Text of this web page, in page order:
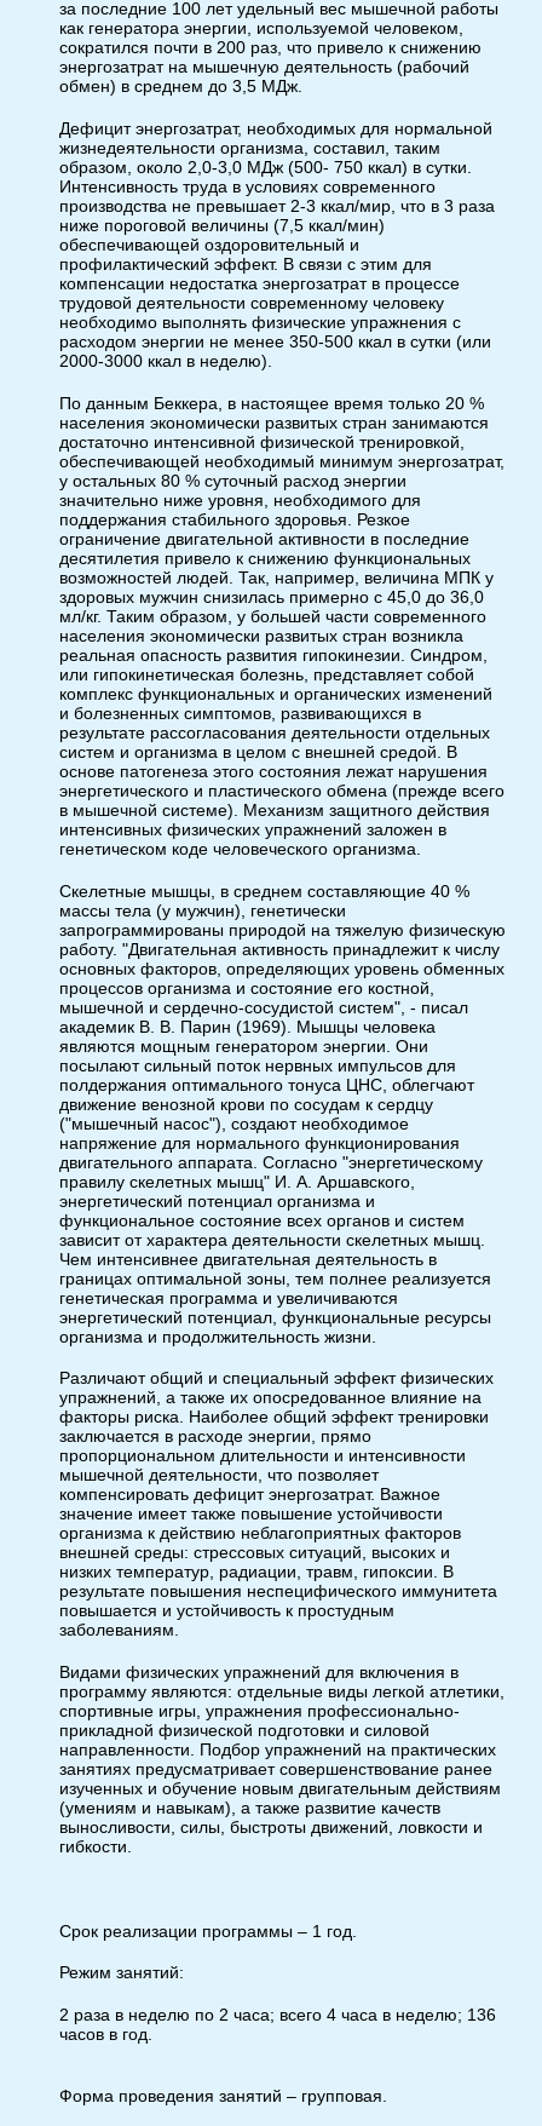
за последние 100 лет удельный вес мышечной работы
как генератора энергии, используемой человеком,
сократился почти в 200 раз, что привело к снижению
энергозатрат на мышечную деятельность (рабочий
обмен) в среднем до 3,5 МДж.
Дефицит энергозатрат, необходимых для нормальной
жизнедеятельности организма, составил, таким
образом, около 2,0-3,0 МДж (500- 750 ккал) в сутки.
Интенсивность труда в условиях современного
производства не превышает 2-3 ккал/мир, что в 3 раза
ниже пороговой величины (7,5 ккал/мин)
обеспечивающей оздоровительный и
профилактический эффект. В связи с этим для
компенсации недостатка энергозатрат в процессе
трудовой деятельности современному человеку
необходимо выполнять физические упражнения с
расходом энергии не менее 350-500 ккал в сутки (или
2000-3000 ккал в неделю).
По данным Беккера, в настоящее время только 20 %
населения экономически развитых стран занимаются
достаточно интенсивной физической тренировкой,
обеспечивающей необходимый минимум энергозатрат,
у остальных 80 % суточный расход энергии
значительно ниже уровня, необходимого для
поддержания стабильного здоровья. Резкое
ограничение двигательной активности в последние
десятилетия привело к снижению функциональных
возможностей людей. Так, например, величина МПК у
здоровых мужчин снизилась примерно с 45,0 до 36,0
мл/кг. Таким образом, у большей части современного
населения экономически развитых стран возникла
реальная опасность развития гипокинезии. Синдром,
или гипокинетическая болезнь, представляет собой
комплекс функциональных и органических изменений
и болезненных симптомов, развивающихся в
результате рассогласования деятельности отдельных
систем и организма в целом с внешней средой. В
основе патогенеза этого состояния лежат нарушения
энергетического и пластического обмена (прежде всего
в мышечной системе). Механизм защитного действия
интенсивных физических упражнений заложен в
генетическом коде человеческого организма.
Скелетные мышцы, в среднем составляющие 40 %
массы тела (у мужчин), генетически
запрограммированы природой на тяжелую физическую
работу. "Двигательная активность принадлежит к числу
основных факторов, определяющих уровень обменных
процессов организма и состояние его костной,
мышечной и сердечно-сосудистой систем", - писал
академик В. В. Парин (1969). Мышцы человека
являются мощным генератором энергии. Они
посылают сильный поток нервных импульсов для
полдержания оптимального тонуса ЦНС, облегчают
движение венозной крови по сосудам к сердцу
("мышечный насос"), создают необходимое
напряжение для нормального функционирования
двигательного аппарата. Согласно "энергетическому
правилу скелетных мышц" И. А. Аршавского,
энергетический потенциал организма и
функциональное состояние всех органов и систем
зависит от характера деятельности скелетных мышц.
Чем интенсивнее двигательная деятельность в
границах оптимальной зоны, тем полнее реализуется
генетическая программа и увеличиваются
энергетический потенциал, функциональные ресурсы
организма и продолжительность жизни.
Различают общий и специальный эффект физических
упражнений, а также их опосредованное влияние на
факторы риска. Наиболее общий эффект тренировки
заключается в расходе энергии, прямо
пропорциональном длительности и интенсивности
мышечной деятельности, что позволяет
компенсировать дефицит энергозатрат. Важное
значение имеет также повышение устойчивости
организма к действию неблагоприятных факторов
внешней среды: стрессовых ситуаций, высоких и
низких температур, радиации, травм, гипоксии. В
результате повышения неспецифического иммунитета
повышается и устойчивость к простудным
заболеваниям.
Видами физических упражнений для включения в
программу являются: отдельные виды легкой атлетики,
спортивные игры, упражнения профессионально-
прикладной физической подготовки и силовой
направленности. Подбор упражнений на практических
занятиях предусматривает совершенствование ранее
изученных и обучение новым двигательным действиям
(умениям и навыкам), а также развитие качеств
выносливости, силы, быстроты движений, ловкости и
гибкости.
Срок реализации программы – 1 год.
Режим занятий:
2 раза в неделю по 2 часа; всего 4 часа в неделю; 136
часов в год.
Форма проведения занятий – групповая.